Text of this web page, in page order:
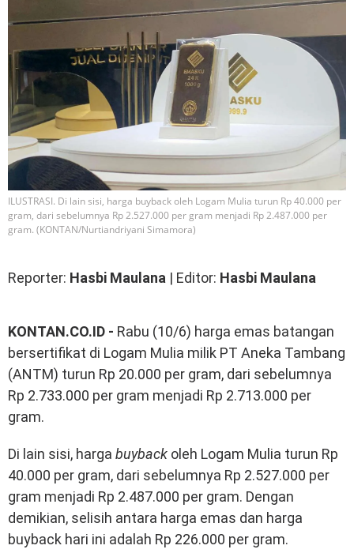
ILUSTRASI. Di lain sisi, harga buyback oleh Logam Mulia turun Rp 40.000 per
gram, dari sebelumnya Rp 2.527.000 per gram menjadi Rp 2.487.000 per
gram. (KONTAN/Nurtiandriyani Simamora)
Reporter: Hasbi Maulana | Editor: Hasbi Maulana
KONTAN.CO.ID - Rabu (10/6) harga emas batangan
bersertifikat di Logam Mulia milik PT Aneka Tambang
(ANTM) turun Rp 20.000 per gram, dari sebelumnya
Rp 2.733.000 per gram menjadi Rp 2.713.000 per
gram.
Di lain sisi, harga buyback oleh Logam Mulia turun Rp
40.000 per gram, dari sebelumnya Rp 2.527.000 per
gram menjadi Rp 2.487.000 per gram. Dengan
demikian, selisih antara harga emas dan harga
buyback hari ini adalah Rp 226.000 per gram.